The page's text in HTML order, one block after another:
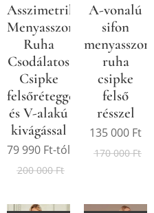
Asszimetrikus
Menyasszonyi
Ruha
Csodálatos
Csipke
felsőréteggel
és V-alakú
kivágással
79 990 Ft-tól
200 000Ft
A-vonalú
sifon
menyasszonyi
ruha
csipke
felső
résszel
135 000 Ft
170 000Ft